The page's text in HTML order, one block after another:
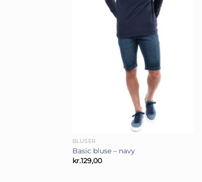
BLUSER
Basic bluse – navy
kr.129,00